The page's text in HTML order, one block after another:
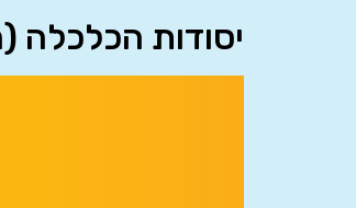
יסודות הכלכלה